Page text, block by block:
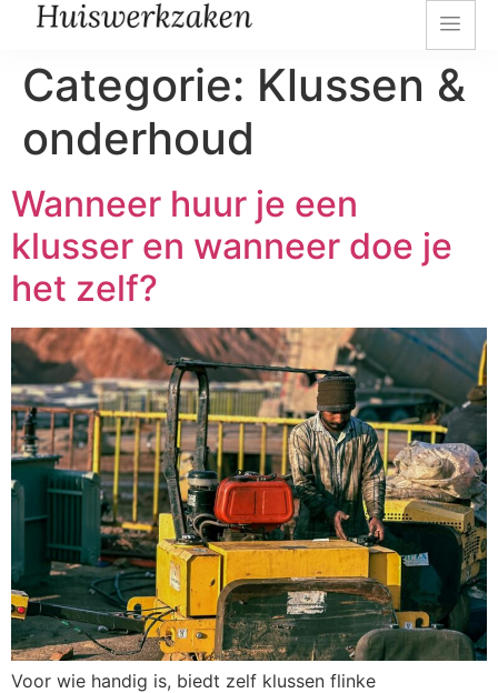
Categorie: Klussen &
onderhoud
Wanneer huur je een
klusser en wanneer doe je
het zelf?
Voor wie handig is, biedt zelf klussen flinke